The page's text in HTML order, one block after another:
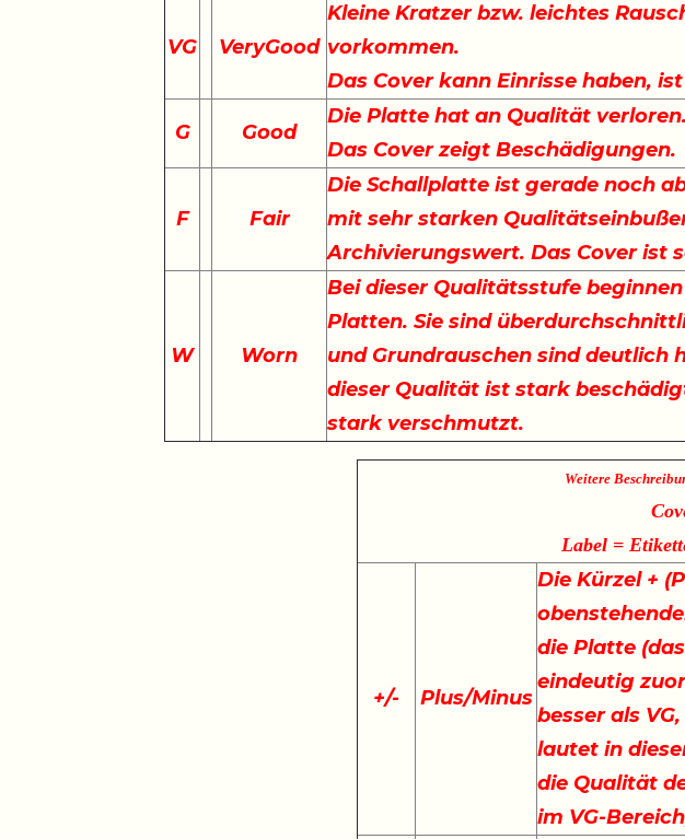
VG VeryGood
Kleine Kratzer bzw. leichtes
vorkommen.
Das Cover kann Einrisse haben,
G Good
Die Platte hat an Qualität
Das Cover zeigt Beschädigungen.
F Fair
Die Schallplatte ist gerade noch
mit sehr starken
Archivierungswert. Das Cover ist
W Worn
Bei dieser Qualitätsstufe
Platten. Sie sind
und Grundrauschen sind deutlich
dieser Qualität ist stark
stark verschmutzt.
Weitere
Label =
+/- Plus/Minus
Die Kürzel +
die Platte
eindeutig
besser als
lautet in
die Qualität
im VG-